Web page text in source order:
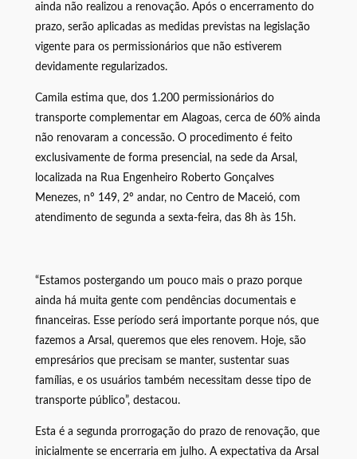
ainda não realizou a renovação. Após o encerramento do
prazo, serão aplicadas as medidas previstas na legislação
vigente para os permissionários que não estiverem
devidamente regularizados.
Camila estima que, dos 1.200 permissionários do
transporte complementar em Alagoas, cerca de 60% ainda
não renovaram a concessão. O procedimento é feito
exclusivamente de forma presencial, na sede da Arsal,
localizada na Rua Engenheiro Roberto Gonçalves
Menezes, nº 149, 2º andar, no Centro de Maceió, com
atendimento de segunda a sexta-feira, das 8h às 15h.
“Estamos postergando um pouco mais o prazo porque
ainda há muita gente com pendências documentais e
financeiras. Esse período será importante porque nós, que
fazemos a Arsal, queremos que eles renovem. Hoje, são
empresários que precisam se manter, sustentar suas
famílias, e os usuários também necessitam desse tipo de
transporte público”, destacou.
Esta é a segunda prorrogação do prazo de renovação, que
inicialmente se encerraria em julho. A expectativa da Arsal